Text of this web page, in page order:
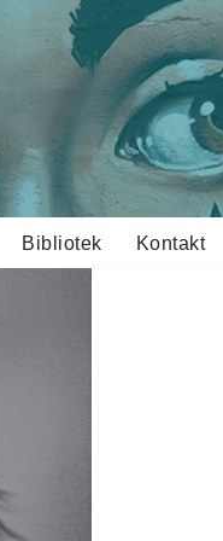
Bibliotek Kontakt